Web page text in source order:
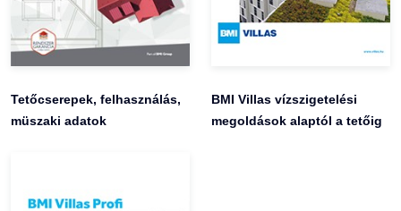
Tetőcserepek, felhasználás,
müszaki adatok
BMI Villas vízszigetelési
megoldások alaptól a tetőig